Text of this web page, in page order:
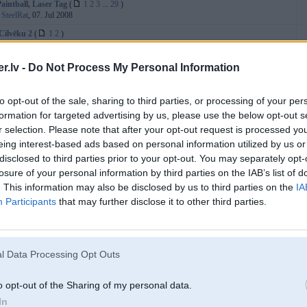
- Do Not Process My Personal Information
opt-out of the sale, sharing to third parties, or processing of your
for targeted advertising by us, please use the below opt-out
selection. Please note that after your opt-out request is processed
interest-based ads based on personal information utilized by us
to third parties prior to your opt-out. You may separately
of your personal information by third parties on the IAB’s list of
This information may also be disclosed by us to third parties on the
Participants that may further disclose it to other third parties.
Data Processing Opt Outs
opt-out of the Sharing of my personal data.
Laser Tag ( 1 2 3 ... 29 )
SteelRat, 07. Jul 2008
2 ( 1 2 )
Negantelis, 20. Oct 2013
kļūdiņas ( 1 2 3... 174 )
Bimmer , 31. Oct 2003
sn, 22. Nov 2013
1
edzulis, 27. Nov 2008
uzmetējs DKIS: 2. sezona
39
Bimmer, 23. Jan 2013
112
Muncis, 11. Feb 2005
palīdzība
viesturs , 18. Mar 2017
Lafter , 31. Jan 2022
no uzskaites Nīderlandē